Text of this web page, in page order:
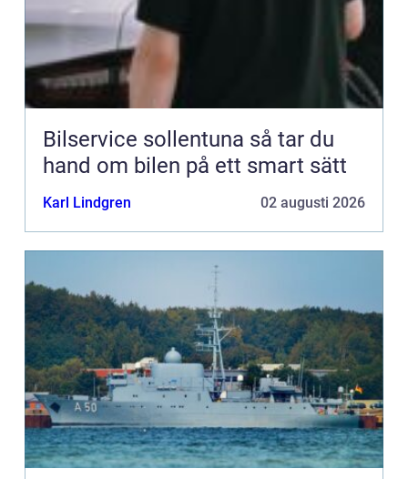
Bilservice sollentuna så tar du
hand om bilen på ett smart sätt
Karl Lindgren 02 augusti 2026